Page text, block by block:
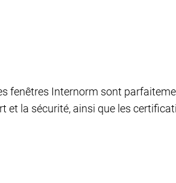
fenêtres Internorm sont
et la sécurité, ainsi que les